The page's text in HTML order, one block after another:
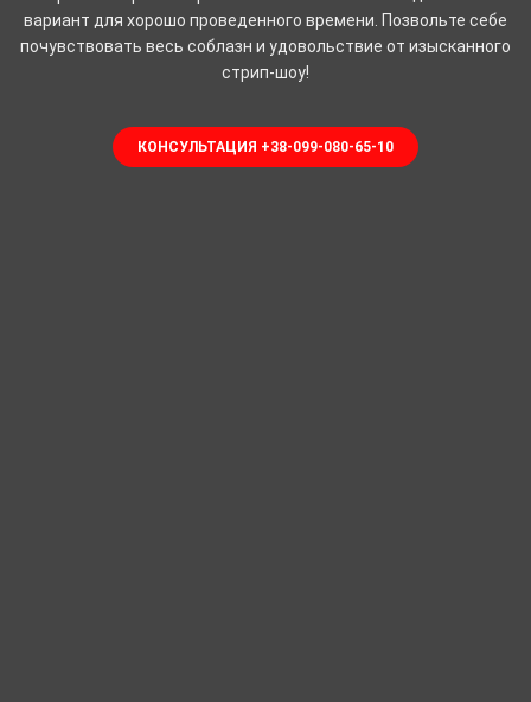
вариант для хорошо проведенного времени. Позвольте себе
почувствовать весь соблазн и удовольствие от изысканного
стрип-шоу!
КОНСУЛЬТАЦИЯ +38-099-080-65-10